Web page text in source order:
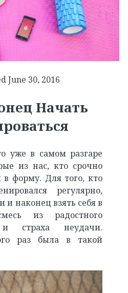
June 30, 2016
Начать
уже в самом разгаре
из нас, кто срочно
в форму. Для того, кто
регулярно,
и наконец взять себя в
из радостного
страха неудачи.
раз была в такой